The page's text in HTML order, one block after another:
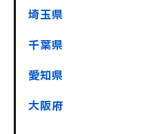
埼玉県
千葉県
愛知県
大阪府